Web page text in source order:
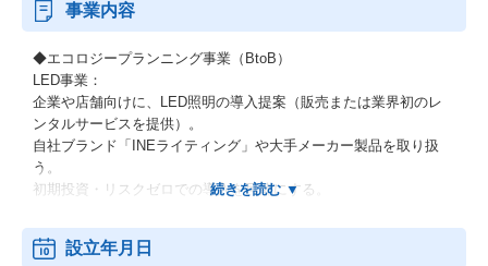
事業内容
◆エコロジープランニング事業（BtoB）
LED事業：
企業や店舗向けに、LED照明の導入提案（販売または業界初のレ
ンタルサービスを提供）。
自社ブランド「INEライティング」や大手メーカー製品を取り扱
う。
初期投資・リスクゼロでの導入を可能にする。
電力削減事業：
病院、工場、ホテルなどの大規模施設に対し、電力のプロとして
設立年月日